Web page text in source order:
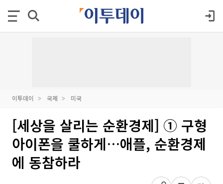
이투데이 국제 미국
[세상을 살리는 순환경제] ① 구형
아이폰을 쿨하게…애플, 순환경제
에 동참하라